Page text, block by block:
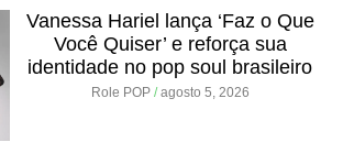
Vanessa Hariel lança ‘Faz o Que
Você Quiser’ e reforça sua
identidade no pop soul brasileiro
Role POP agosto 5, 2026